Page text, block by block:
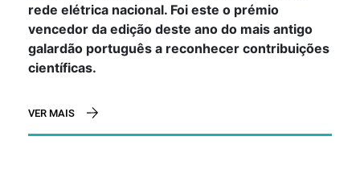
rede elétrica nacional. Foi este o prémio
vencedor da edição deste ano do mais antigo
galardão português a reconhecer contribuições
científicas.
VER MAIS